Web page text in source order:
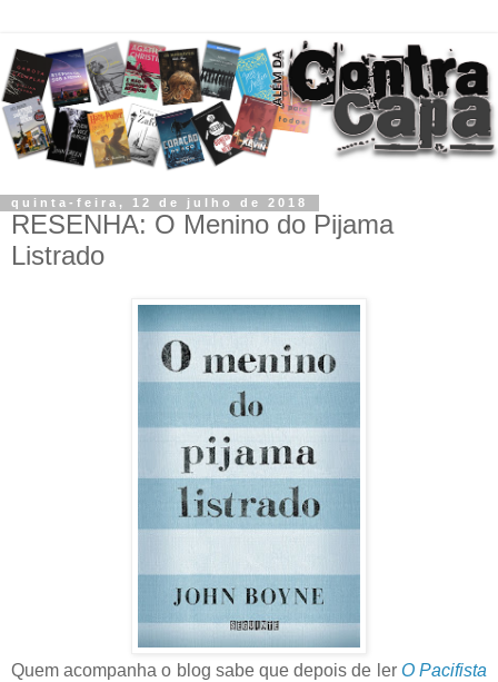
quinta-feira, 12 de julho de 2018
RESENHA: O Menino do Pijama
Listrado
Quem acompanha o blog sabe que depois de ler O Pacifista